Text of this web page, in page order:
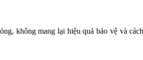
không mang lại hiệu quả bảo vệ và